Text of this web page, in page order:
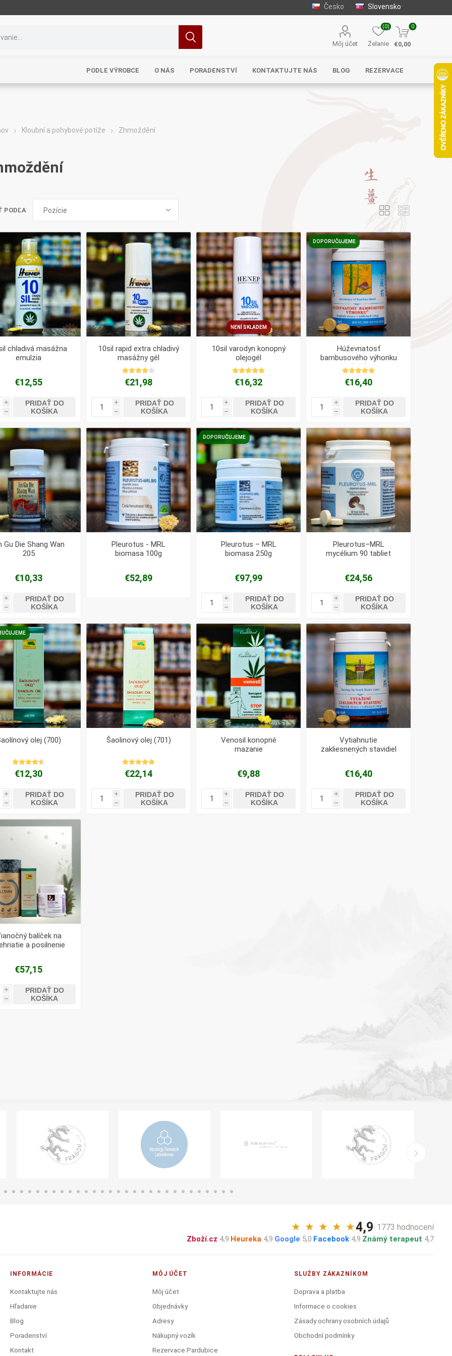
Česko Slovensko
Môj účet Želanie
(0) 0
€0,00
PODLE VÝROBCE
Henan Wanxi
Lavylites
Bylinné
kapky
Lakshmi-
Narayan
Korejský
ženšen
Health Link Mattisson JACK N JILL
O NÁS PORADENSTVÍ KONTAKTUJTE NÁS BLOG REZERVACE
Kloubní a pohybové potíže Zhmoždění
PODĽA
chladivá masážna
emulzia
€12,55
i
h
PRIDAŤ DO
KOŠÍKA
10sil rapid extra chladivý
masážny gél
€21,98
i
h
PRIDAŤ DO
KOŠÍKA
NENÍ SKLADEM
10sil varodyn konopný
olejogél
€16,32
i
h
PRIDAŤ DO
KOŠÍKA
DOPORUČUJEME
Húževnatosť
bambusového výhonku
(205)
€16,40
i
h
PRIDAŤ DO
KOŠÍKA
Gu Die Shang Wan
205
€10,33
i
h
PRIDAŤ DO
KOŠÍKA
Pleurotus - MRL
biomasa 100g
€52,89
DOPORUČUJEME
Pleurotus – MRL
biomasa 250g
€97,99
i
h
PRIDAŤ DO
KOŠÍKA
Pleurotus–MRL
mycélium 90 tabliet
€24,56
i
h
PRIDAŤ DO
KOŠÍKA
olej (700)
€12,30
i
h
PRIDAŤ DO
KOŠÍKA
Šaolinový olej (701)
€22,14
i
h
PRIDAŤ DO
KOŠÍKA
Venosil konopné
mazanie
€9,88
i
h
PRIDAŤ DO
KOŠÍKA
Vytiahnutie
zakliesnených stavidiel
€16,40
i
h
PRIDAŤ DO
KOŠÍKA
balíček na
a posilnenie
€57,15
i
h
PRIDAŤ DO
KOŠÍKA
★ ★ ★ ★ ★4,9· 1773 hodnocení
Zboží.cz 4,9·Heureka 4,9·Google 5,0·Facebook 4,9·Známý terapeut 4,7
INFORMÁCIE
Kontaktujte nás
Hľadanie
Blog
Poradenství
Kontakt
MÔJ ÚČET
Môj účet
Objednávky
Adresy
Nákupný vozík
Rezervace Pardubice
SLUŽBY ZÁKAZNÍKOM
Doprava a platba
Informace o cookies
Zásady ochrany osobních údajů
Obchodní podmínky